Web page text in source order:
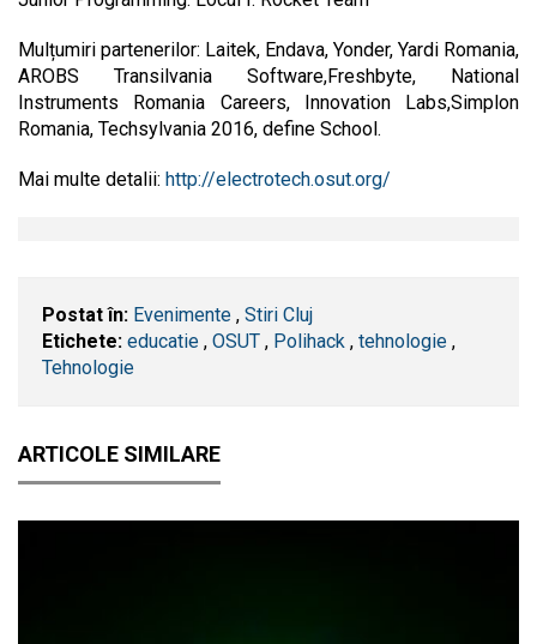
Mulțumiri partenerilor: Laitek, Endava, Yonder, Yardi Romania,
AROBS Transilvania Software,Freshbyte, National
Instruments Romania Careers, Innovation Labs,Simplon
Romania, Techsylvania 2016, define School.
Mai multe detalii: http://electrotech.osut.org/
Postat în: Evenimente , Stiri Cluj
Etichete: educatie , OSUT , Polihack , tehnologie ,
Tehnologie
ARTICOLE SIMILARE